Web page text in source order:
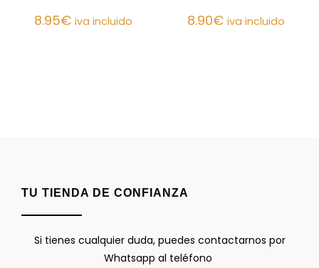
8.95€ iva incluido 8.90€ iva incluido
TU TIENDA DE CONFIANZA
Si tienes cualquier duda, puedes contactarnos por
Whatsapp al teléfono